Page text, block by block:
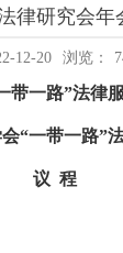
律研究会年
12-20 浏览：
带一路”法律
会“一带一路”
议 程